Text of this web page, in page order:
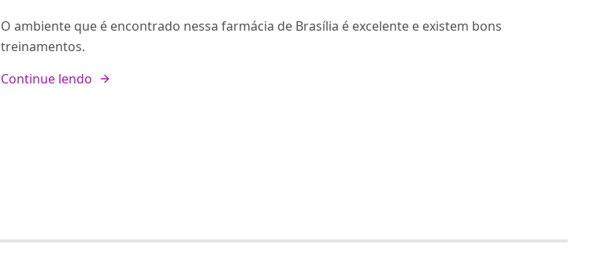
O ambiente que é encontrado nessa farmácia de Brasília é excelente e existem bons
treinamentos.
Continue lendo